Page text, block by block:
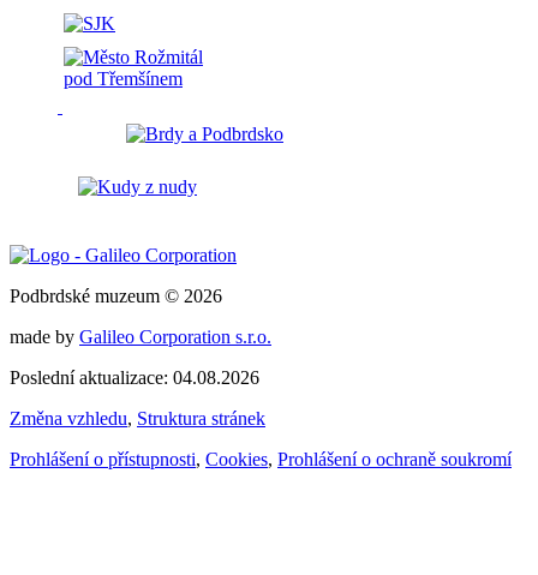
Podbrdské muzeum © 2026
made by Galileo Corporation s.r.o.
Poslední aktualizace: 04.08.2026
Změna vzhledu, Struktura stránek
Prohlášení o přístupnosti, Cookies, Prohlášení o ochraně soukromí